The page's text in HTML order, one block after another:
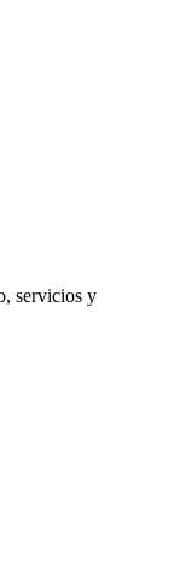
servicios y